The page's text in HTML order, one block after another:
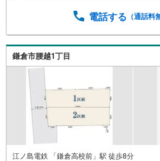
の場所まで送迎します。・チャ
たいという方も大歓迎です！年
発表しているオープンハウスだ
件:当社のみ、もしくは当社を含
なオープンハウス・ディベロ
電話する （通話料
鎌倉市腰越1丁目
江ノ島電鉄 「鎌倉高校前」駅 徒歩8分